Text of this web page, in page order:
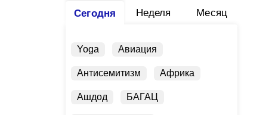
Сегодня Неделя Месяц
Yoga Авиация
Антисемитизм Африка
Ашдод БАГАЦ